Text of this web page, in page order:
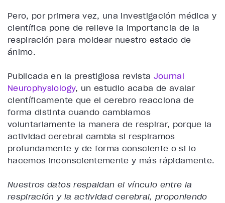
Pero, por primera vez, una investigación médica y
científica pone de relieve la importancia de la
respiración para moldear nuestro estado de
ánimo.
Publicada en la prestigiosa revista Journal
Neurophysiology, un estudio acaba de avalar
científicamente queel cerebro reacciona de
forma distinta cuando cambiamos
voluntariamente la manera de respirar, porque la
actividad cerebral cambia si respiramos
profundamente y de forma consciente o si lo
hacemos inconscientemente y más rápidamente.
Nuestros datos respaldan el vínculo entre la
respiración y la actividad cerebral, proponiendo